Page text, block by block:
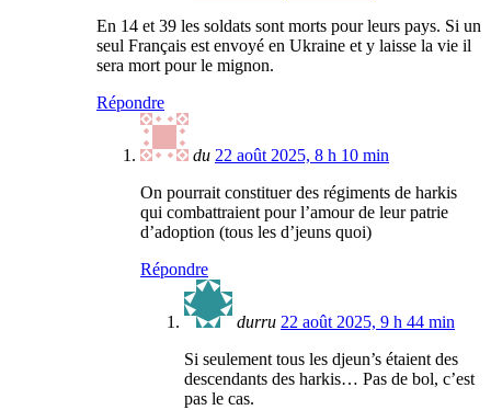
En 14 et 39 les soldats sont morts pour leurs pays. Si un
seul Français est envoyé en Ukraine et y laisse la vie il
sera mort pour le mignon.
Répondre
du 22 août 2025, 8 h 10 min
On pourrait constituer des régiments de harkis
qui combattraient pour l’amour de leur patrie
d’adoption (tous les d’jeuns quoi)
Répondre
durru 22 août 2025, 9 h 44 min
Si seulement tous les djeun’s étaient des
descendants des harkis… Pas de bol, c’est
pas le cas.